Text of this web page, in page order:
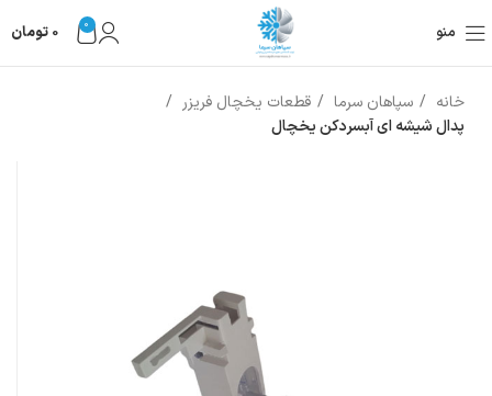
منو 0
0 تومان
خانه سپاهان سرما
قطعات یخچال فریزر
پدال شیشه ای آبسردکن یخچال